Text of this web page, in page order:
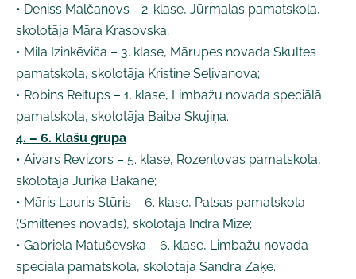
• Deniss Malčanovs - 2. klase, Jūrmalas pamatskola,
skolotāja Māra Krasovska;
• Mila Izinkēviča – 3. klase, Mārupes novada Skultes
pamatskola, skolotāja Kristine Seļivanova;
• Robins Reitups – 1. klase, Limbažu novada speciālā
pamatskola, skolotāja Baiba Skujiņa.
4. – 6. klašu grupa
• Aivars Revizors – 5. klase, Rozentovas pamatskola,
skolotāja Jurika Bakāne;
• Māris Lauris Stūris – 6. klase, Palsas pamatskola
(Smiltenes novads), skolotāja Indra Mize;
• Gabriela Matuševska – 6. klase, Limbažu novada
speciālā pamatskola, skolotāja Sandra Zaķe.